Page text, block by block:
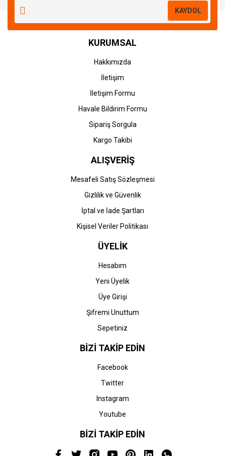
KAYDOL
KURUMSAL
Hakkımızda
İletişim
İletişim Formu
Havale Bildirim Formu
Sipariş Sorgula
Kargo Takibi
ALIŞVERİŞ
Mesafeli Satış Sözleşmesi
Gizlilik ve Güvenlik
İptal ve İade Şartları
Kişisel Veriler Politikası
ÜYELİK
Hesabım
Yeni Üyelik
Üye Girişi
Şifremi Unuttum
Sepetiniz
BİZİ TAKİP EDİN
Facebook
Twitter
Instagram
Youtube
BİZİ TAKİP EDİN